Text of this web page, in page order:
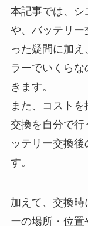
本記事では、
や、バッテリー
った疑問に加
ラーでいくら
きます。
また、コスト
交換を自分で
ッテリー交換
す。
加えて、交換時
ーの場所・位